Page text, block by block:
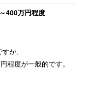
400万円程度
が、
程度が一般的です。